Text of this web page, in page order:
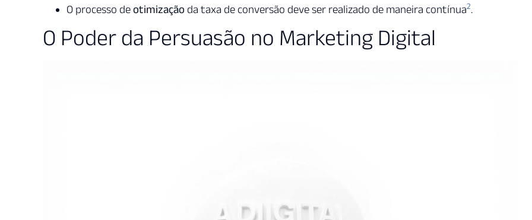
O processo deotimização da taxa de conversão deve ser realizado de maneira contínua2.
O Poder da Persuasão no Marketing Digital